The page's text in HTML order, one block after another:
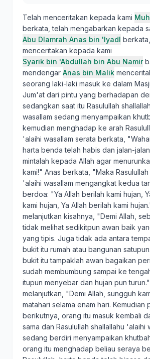
Telah menceritakan kepada kami
berkata, telah mengabarkan kepada
Abu Dlamrah Anas bin 'Iyadl
menceritakan kepada kami
Syarik bin 'Abdullah bin Abu Namir
mendengar Anas bin Malik
seorang laki-laki masuk ke dalam
Jum'at dari pintu yang berhadapan
sedangkan saat itu Rasulullah
wasallam sedang menyampaikan
kemudian menghadap ke arah
'alaihi wasallam serata berkata, "Wahai
harta benda telah habis dan jalan-
mintalah kepada Allah agar
kami!" Anas berkata, "Maka Rasulullah
'alaihi wasallam mengangkat kedua
berdoa: "Ya Allah berilah kami hujan,
kami hujan, Ya Allah berilah kami
melanjutkan kisahnya, "Demi Allah,
tidak melihat sedikitpun awan baik
yang tipis. Juga tidak ada antara
bukit itu rumah atau bangunan
bukit itu tampaklah awan bagaikan
sudah membumbung sampai ke
itupun menyebar dan hujan pun
melanjutkan, "Demi Allah, sungguh
matahari selama enam hari. Kemudian
berikutnya, orang itu masuk kembali
sama dan Rasulullah shallallahu 'alaihi
sedang berdiri menyampaikan
orang itu menghadap beliau seraya